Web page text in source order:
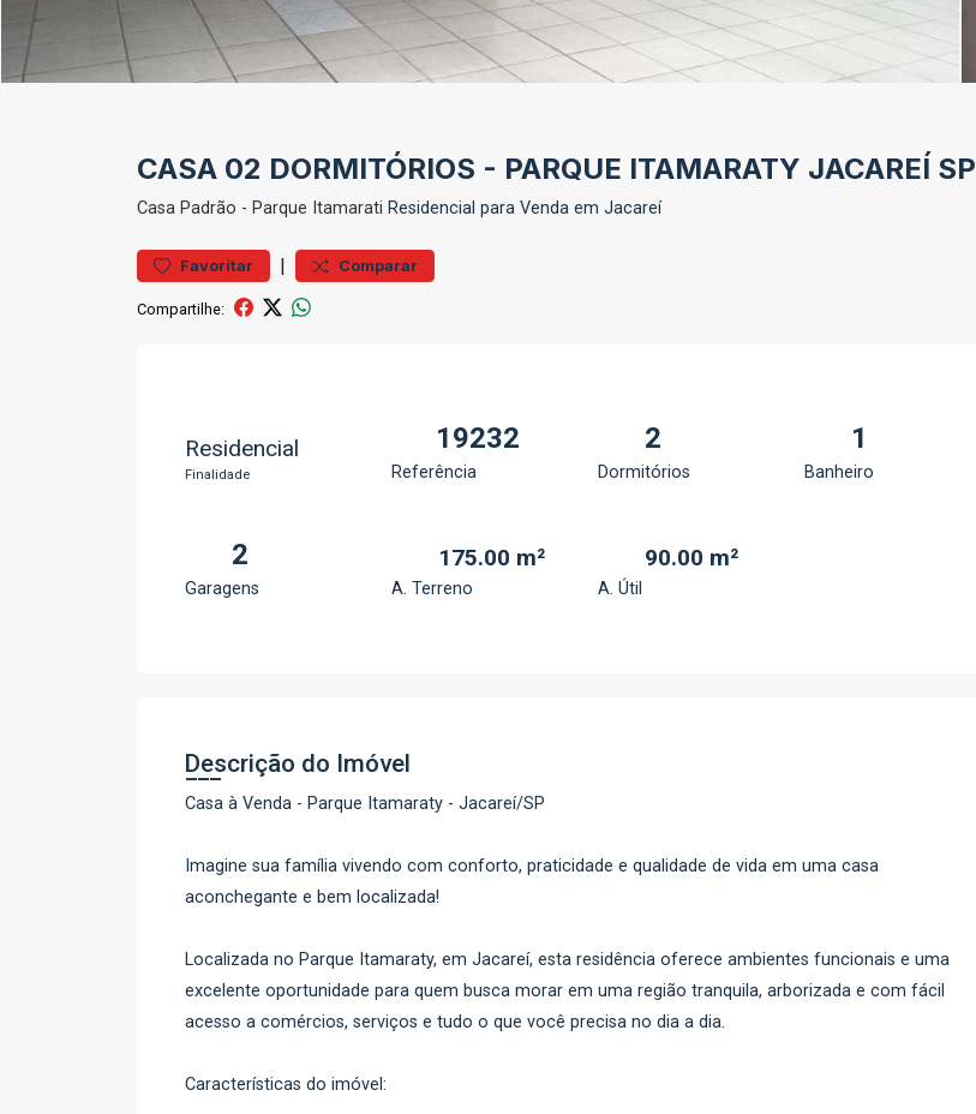
CASA 02 DORMITÓRIOS - PARQUE ITAMARATY JACAREÍ SP
Casa Padrão - Parque Itamarati Residencial para Venda em Jacareí
Favoritar | Comparar
Compartilhe:
Residencial
Finalidade
19232
Referência
2
Dormitórios
1
Banheiro
2
Garagens
175.00 m²
A. Terreno
90.00 m²
A. Útil
Descrição do Imóvel
Casa à Venda - Parque Itamaraty - Jacareí/SP
Imagine sua família vivendo com conforto, praticidade e qualidade de vida em uma casa
aconchegante e bem localizada!
Localizada no Parque Itamaraty, em Jacareí, esta residência oferece ambientes funcionais e uma
excelente oportunidade para quem busca morar em uma região tranquila, arborizada e com fácil
acesso a comércios, serviços e tudo o que você precisa no dia a dia.
Características do imóvel: